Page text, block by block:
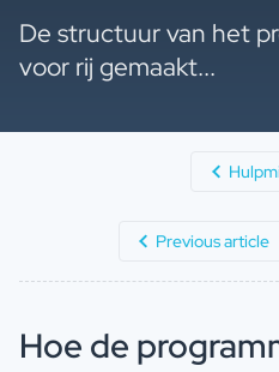
De structuur van het
voor rij gemaakt...
Previous article
Hoe de